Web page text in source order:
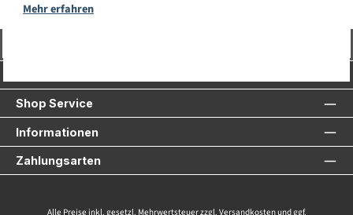
Mehr erfahren
Shop Service
Informationen
Zahlungsarten
Alle Preise inkl. gesetzl. Mehrwertsteuer zzgl. Versandkostenund ggf.